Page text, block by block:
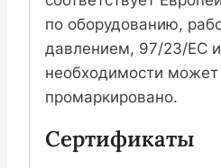
по оборудованию,
давлением, 97/23/EC
необходимости
промаркировано.
Сертификаты